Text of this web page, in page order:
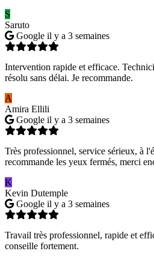
S
Saruto
Google il y a 3 semaines
Intervention rapide et efficace.
résolu sans délai. Je recommande.
A
Amira Ellili
Google il y a 3 semaines
Très professionnel, service sérieux, à
recommande les yeux fermés, merci
K
Kevin Dutemple
Google il y a 3 semaines
Travail très professionnel, rapide et
conseille fortement.